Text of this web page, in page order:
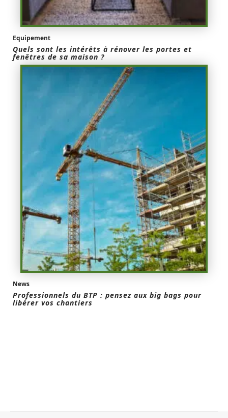
Equipement
Quels sont les intérêts à rénover les portes et
fenêtres de sa maison ?
News
Professionnels du BTP : pensez aux big bags pour
libérer vos chantiers